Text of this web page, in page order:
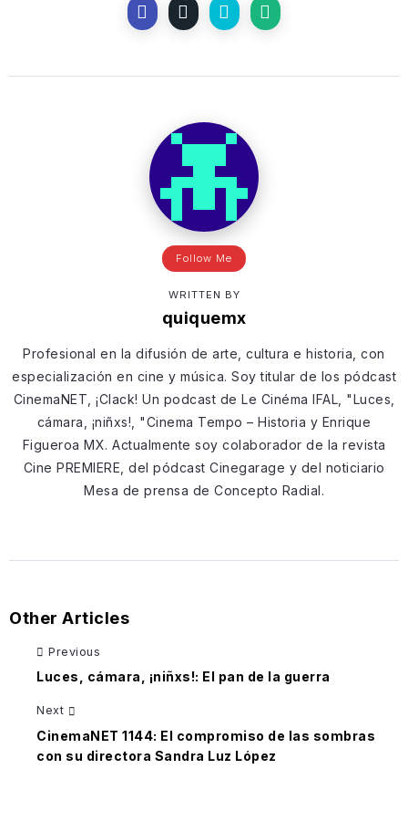
Follow Me
WRITTEN BY
quiquemx
Profesional en la difusión de arte, cultura e historia, con
especialización en cine y música. Soy titular de los pódcast
CinemaNET, ¡Clack! Un podcast de Le Cinéma IFAL, "Luces,
cámara, ¡niñxs!, "Cinema Tempo – Historia y Enrique
Figueroa MX. Actualmente soy colaborador de la revista
Cine PREMIERE, del pódcast Cinegarage y del noticiario
Mesa de prensa de Concepto Radial.
Other Articles
Previous
Luces, cámara, ¡niñxs!: El pan de la guerra
Next
CinemaNET 1144: El compromiso de las sombras
con su directora Sandra Luz López